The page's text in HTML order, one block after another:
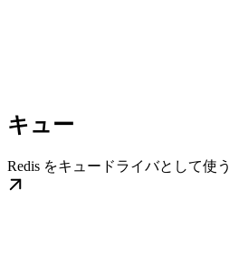
キュー
Redis をキュードライバとして使う